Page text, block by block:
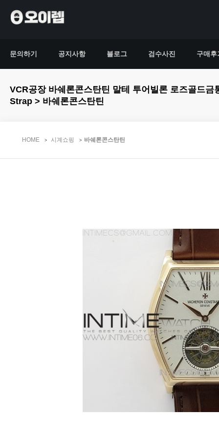
문의하기 공지사항 블로그 검수사진 구매후
VCR공장 바쉐론콘스탄틴 말테 투어빌론 로즈골드
Strap > 바쉐론콘스탄틴
HOME 시계쇼핑 바쉐론콘스탄틴